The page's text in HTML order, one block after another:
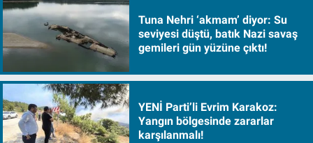
Tuna Nehri ‘akmam’ diyor: Su
seviyesi düştü, batık Nazi savaş
gemileri gün yüzüne çıktı!
YENİ Parti’li Evrim Karakoz:
Yangın bölgesinde zararlar
karşılanmalı!